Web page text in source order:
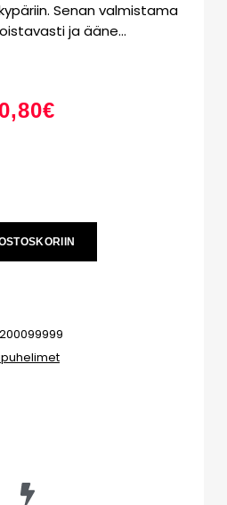
Senan valmistama
ja ääne…
€